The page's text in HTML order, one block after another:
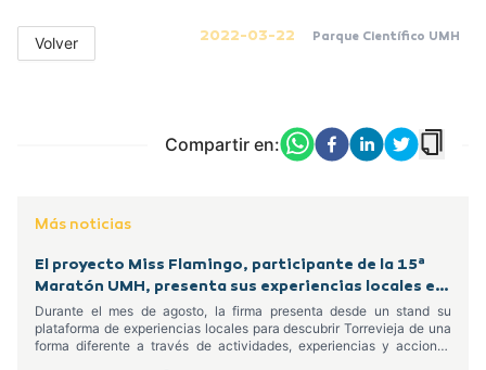
Volver 2022-03-22 Parque Científico UMH
Compartir en:
Más noticias
El proyecto Miss Flamingo, participante de la 15ª
Maratón UMH, presenta sus experiencias locales en
el Centro Comercial Habaneras
Durante el mes de agosto, la firma presenta desde un stand su
plataforma de experiencias locales para descubrir Torrevieja de una
forma diferente a través de actividades, experiencias y acciones